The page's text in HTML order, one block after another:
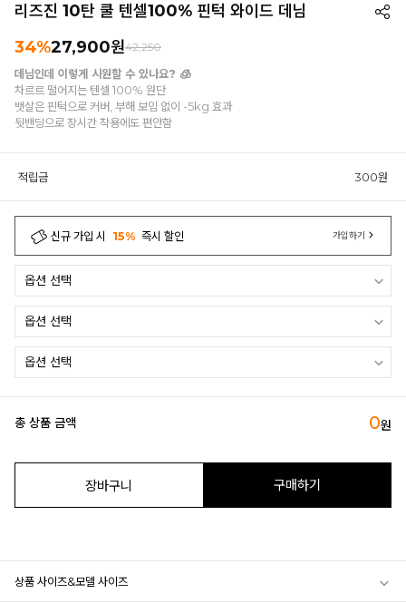
리즈진 10탄 쿨 텐셀100% 핀턱 와이드 데님
34%27,900원42,250
데님인데 이렇게 시원할 수 있나요? 🧊
차르르 떨어지는 텐셀 100% 원단
뱃살은 핀턱으로 커버, 부해 보임 없이 -5kg 효과
뒷밴딩으로 장시간 착용에도 편안함
적립금 300원
신규 가입 시 15% 즉시 할인 가입하기
총 상품 금액 0원
장바구니 구매하기
상품 사이즈&모델 사이즈